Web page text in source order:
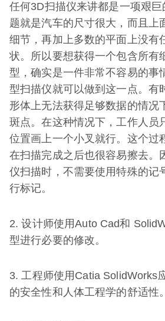
任何3D扫描仪来讲都是一项艰巨
题就是汽车的尺寸很大，而且上
细节，再加上多数的平面上没有
状。所以要想获得一个包含所有
型，确实是一件非常不容易的事
型扫描仪就可以做到这一点。有
形体上无法获得足够数据的情况
斑点。在这种情况下，工作人员
位置画上一个小叉就行。这个过
在扫描完成之后也很容易擦去。
仪扫描时，不需要使用特殊的记
行标记。
2. 设计师使用Auto Cad和
型进行必要的修改。
3. 工程师使用Catia SolidWorks
的安全性和人体工程学的舒适性。